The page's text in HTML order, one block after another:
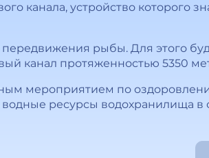
канала, устройство которого
рыбы. Для этого
канал протяженностью 5350
мероприятием по
ресурсы водохранилища в